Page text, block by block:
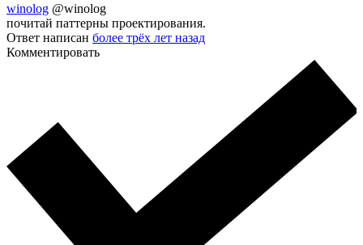
winolog @winolog
почитай паттерны проектирования.
Ответ написан более трёх лет назад
Комментировать